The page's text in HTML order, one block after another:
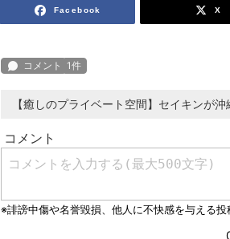
Facebook X
【癒しのプライベート空間】セイキンが